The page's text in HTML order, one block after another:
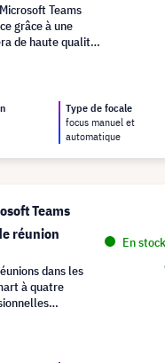
Teams
grâce à une
de haute qualité
Type de focale
focus manuel et
automatique
Teams
réunion
En
dans les
à quatre